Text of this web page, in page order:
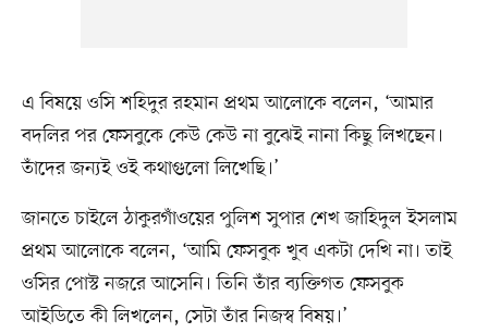
এ বিষয়ে ওসি শহিদুর রহমান প্রথম আলোকে বলেন, ‘আমার
বদলির পর ফেসবুকে কেউ কেউ না বুঝেই নানা কিছু লিখছেন।
তাঁদের জন্যই ওই কথাগুলো লিখেছি।’
জানতে চাইলে ঠাকুরগাঁওয়ের পুলিশ সুপার শেখ জাহিদুল ইসলাম
প্রথম আলোকে বলেন, ‘আমি ফেসবুক খুব একটা দেখি না। তাই
ওসির পোস্ট নজরে আসেনি। তিনি তাঁর ব্যক্তিগত ফেসবুক
আইডিতে কী লিখলেন, সেটা তাঁর নিজস্ব বিষয়।’